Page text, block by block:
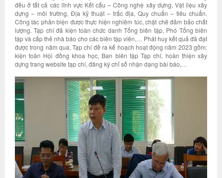
đều ở tất cả các lĩnh vực Kết cấu – Công nghệ xây dựng, Vật liệu xây
dựng – môi trường, Địa kỹ thuật – trắc địa, Quy chuẩn – tiêu chuẩn.
Công tác phản biện được thực hiện nghiêm túc, chặt chẽ đảm bảo chất
lượng. Tạp chí đã kiện toàn chức danh Tổng biên tập, Phó Tổng biên
tập và cấp thẻ nhà báo cho các biên tập viên,… Phát huy kết quả đã đạt
được trong năm qua, Tạp chí đề ra kế hoạch hoạt động năm 2023 gồm:
kiện toàn Hội đồng khoa học, Ban biên tập Tạp chí, hoàn thiện xây
dựng trang website tạp chí, đăng ký chỉ số nhận dạng bài báo,…